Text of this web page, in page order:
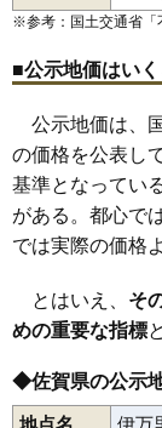
※参考：国土交通省「
■公示地価はいく
公示地価は、
の価格を公表し
基準となってい
がある。都心で
では実際の価格
とはいえ、 そ
めの重要な指標
◆佐賀県の公示
地点名 伊万